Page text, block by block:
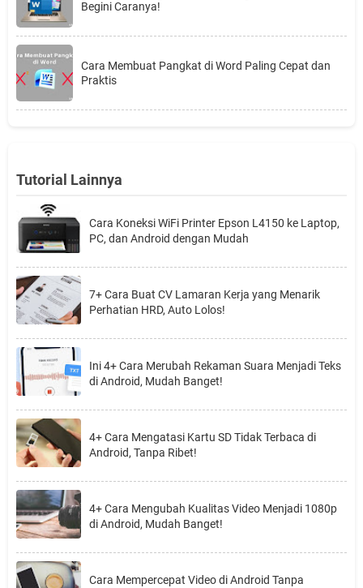
Begini Caranya!
Cara Membuat Pangkat di Word Paling Cepat dan
Praktis
Tutorial Lainnya
Cara Koneksi WiFi Printer Epson L4150 ke Laptop,
PC, dan Android dengan Mudah
7+ Cara Buat CV Lamaran Kerja yang Menarik
Perhatian HRD, Auto Lolos!
Ini 4+ Cara Merubah Rekaman Suara Menjadi Teks
di Android, Mudah Banget!
4+ Cara Mengatasi Kartu SD Tidak Terbaca di
Android, Tanpa Ribet!
4+ Cara Mengubah Kualitas Video Menjadi 1080p
di Android, Mudah Banget!
Cara Mempercepat Video di Android Tanpa